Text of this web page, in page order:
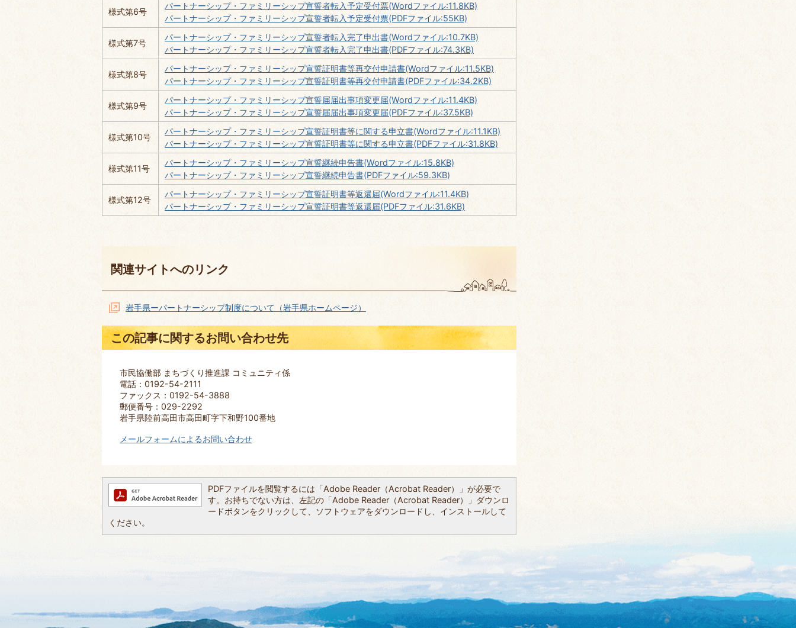
様式第6号
パートナーシップ・ファミリーシップ宣誓者転入予定受付票(Wordファイル:11.8KB)
パートナーシップ・ファミリーシップ宣誓者転入予定受付票(PDFファイル:55KB)
様式第7号
パートナーシップ・ファミリーシップ宣誓者転入完了申出書(Wordファイル:10.7KB)
パートナーシップ・ファミリーシップ宣誓者転入完了申出書(PDFファイル:74.3KB)
様式第8号
パートナーシップ・ファミリーシップ宣誓証明書等再交付申請書(Wordファイル:11.5KB)
パートナーシップ・ファミリーシップ宣誓証明書等再交付申請書(PDFファイル:34.2KB)
様式第9号
パートナーシップ・ファミリーシップ宣誓届届出事項変更届(Wordファイル:11.4KB)
パートナーシップ・ファミリーシップ宣誓届届出事項変更届(PDFファイル:37.5KB)
様式第10号
パートナーシップ・ファミリーシップ宣誓証明書等に関する申立書(Wordファイル:11.1KB)
パートナーシップ・ファミリーシップ宣誓証明書等に関する申立書(PDFファイル:31.8KB)
様式第11号
パートナーシップ・ファミリーシップ宣誓継続申告書(Wordファイル:15.8KB)
パートナーシップ・ファミリーシップ宣誓継続申告書(PDFファイル:59.3KB)
様式第12号
パートナーシップ・ファミリーシップ宣誓証明書等返還届(Wordファイル:11.4KB)
パートナーシップ・ファミリーシップ宣誓証明書等返還届(PDFファイル:31.6KB)
関連サイトへのリンク
岩手県ーパートナーシップ制度について（岩手県ホームページ）
この記事に関するお問い合わせ先
市民協働部 まちづくり推進課 コミュニティ係
電話：0192-54-2111
ファックス：0192-54-3888
郵便番号：029-2292
岩手県陸前高田市高田町字下和野100番地
メールフォームによるお問い合わせ
PDFファイルを閲覧するには「Adobe Reader（Acrobat Reader）」が必要で
す。お持ちでない方は、左記の「Adobe Reader（Acrobat Reader）」ダウンロ
ードボタンをクリックして、ソフトウェアをダウンロードし、インストールして
ください。